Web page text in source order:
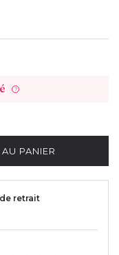
?
PANIER
retrait